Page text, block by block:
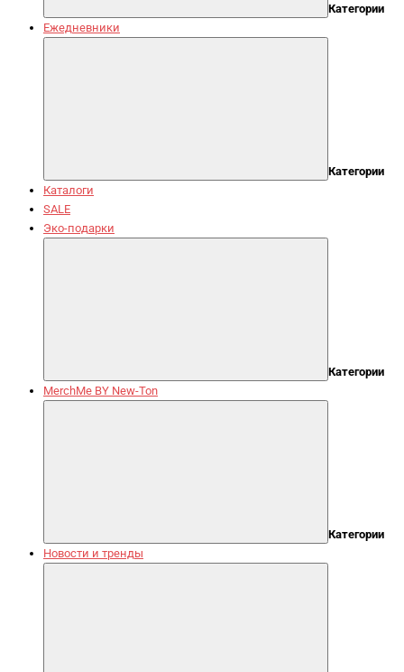
Категории
Ежедневники
Категории
Каталоги
SALE
Эко-подарки
Категории
MerchMe BY New-Ton
Категории
Новости и тренды